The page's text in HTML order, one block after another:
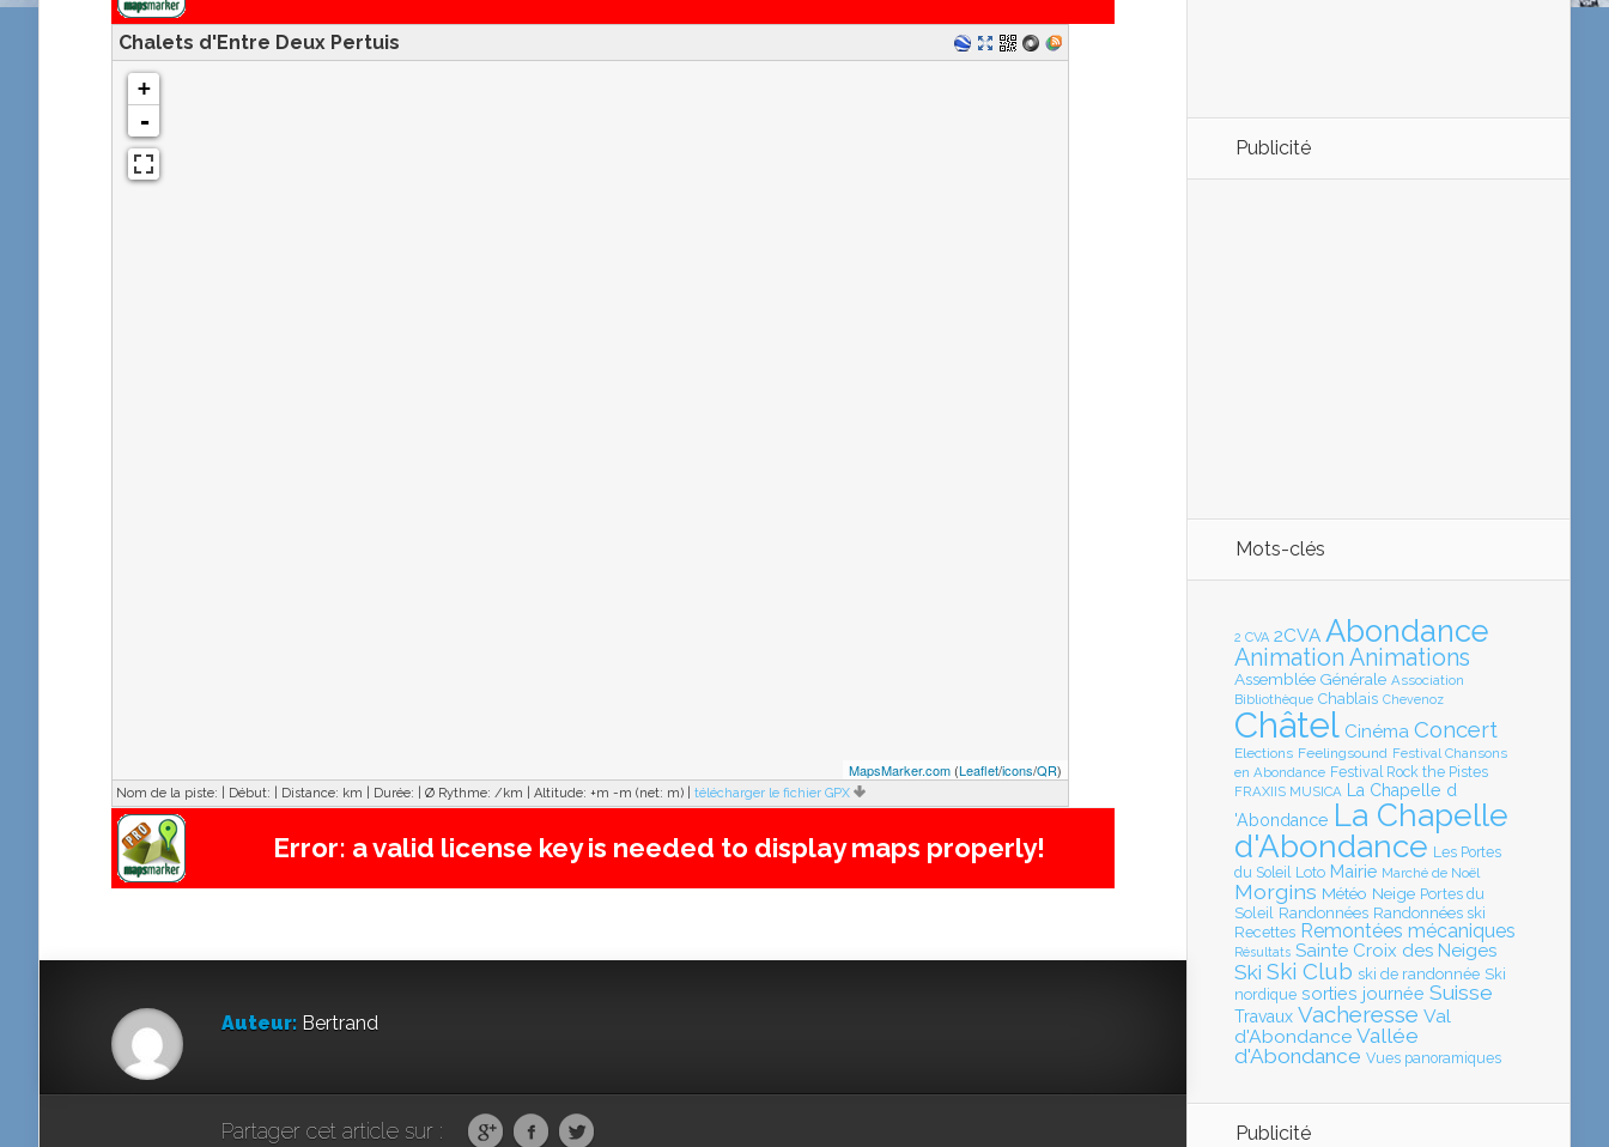
Chalets d'Entre Deux Pertuis
+
-
MapsMarker.com (Leaflet/icons/QR)
Nom de la piste: Début: Distance: km Durée: Ø Rythme: /km Altitude: +m -m (net: m) télécharger le fichier GPX
Error: a valid license key is needed to display maps properly!
Auteur: Bertrand
Partager cet article sur :
Publicité
Mots-clés
2 CVA 2CVA Abondance
Animation Animations
Assemblée Générale Association
Bibliothèque Chablais Chevenoz
Châtel Cinéma Concert
Elections Feelingsound Festival Chansons
en Abondance Festival Rock the Pistes
FRAXIIS MUSICA
La Chapelle d
'Abondance La Chapelle
d'Abondance Les Portes
du Soleil Loto Mairie Marché de Noël
Morgins Météo Neige Portes du
Soleil Randonnées Randonnées ski
Recettes Remontées mécaniques
Résultats Sainte Croix des Neiges
Ski Ski Club ski de randonnée Ski
nordique sorties journée Suisse
Travaux Vacheresse Val
d'Abondance Vallée
d'Abondance Vues panoramiques
Publicité